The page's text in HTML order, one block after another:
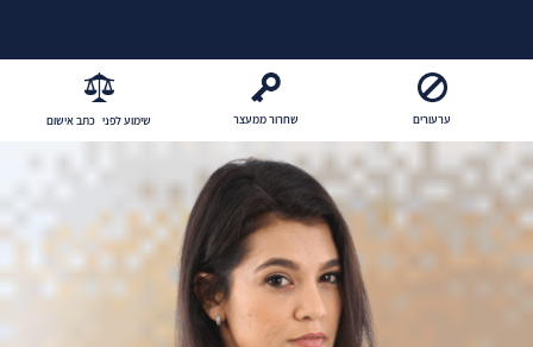
ערעורים שחרור ממעצר שימוע לפני כתב אישום